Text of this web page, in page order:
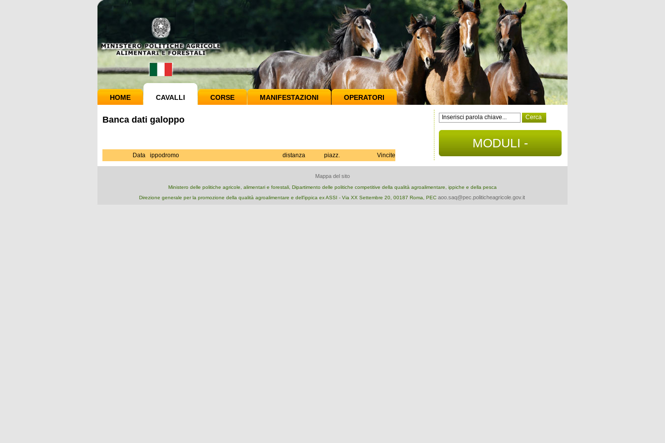
HOME CAVALLI CORSE MANIFESTAZIONI OPERATORI
Banca dati galoppo
Data ippodromo distanza piazz. Vincite
MODULI -
DOCUMENTI
Mappa del sito
Ministero delle politiche agricole, alimentari e forestali, Dipartimento delle politiche competitive della qualità agroalimentare, ippiche e della pesca
Direzione generale per la promozione della qualità agroalimentare e dell'ippica ex ASSI - Via XX Settembre 20, 00187 Roma, PEC aoo.saq@pec.politicheagricole.gov.it